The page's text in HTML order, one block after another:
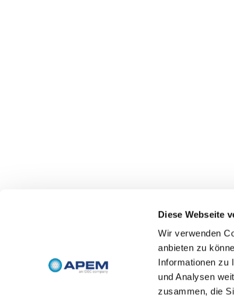
Diese Webseite
Wir verwenden
anbieten zu
Informationen zu
und Analysen
zusammen, die